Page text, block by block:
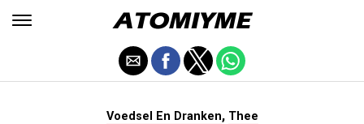
Voedsel En Dranken, Thee